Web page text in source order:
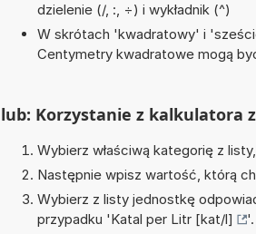
dzielenie (/, :, ÷) i wykładnik (^)
W skrótach 'kwadratowy' i
Centymetry kwadratowe mogą
lub: Korzystanie z kalkulatora
Wybierz właściwą kategorię z
Następnie wpisz wartość, którą
Wybierz z listy jednostkę
przypadku 'Katal per Litr [kat/l]
'.